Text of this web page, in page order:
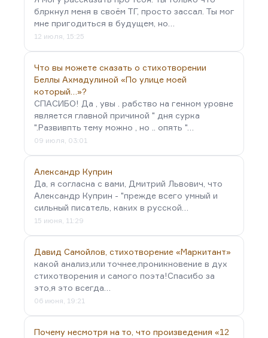
блркнул меня в своём ТГ, просто зассал. Ты мог
мне пригодиться в будущем, но…
12 июля, 15:25
Что вы можете сказать о стихотворении
Беллы Ахмадулиной «По улице моей
который…»?
СПАСИБО! Да , увы . рабство на генном уровне
является главной причиной " дня сурка
".Развивпть тему можно , но .. опять "…
09 июля, 03:01
Александр Куприн
Да, я согласна с вами, Дмитрий Львович, что
Александр Куприн - "прежде всего умный и
сильный писатель, каких в русской…
15 июня, 11:29
Давид Самойлов, стихотворение «Маркитант»
какой анализ,или точнее,проникновение в дух
стихотворения и самого поэта!Спасибо за
это,я это всегда…
06 июня, 19:21
Почему несмотря на то, что произведения «12